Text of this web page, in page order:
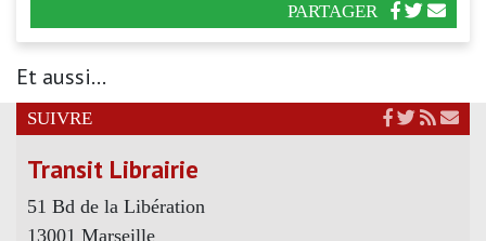
PARTAGER
Et aussi...
SUIVRE
Transit Librairie
51 Bd de la Libération
13001 Marseille